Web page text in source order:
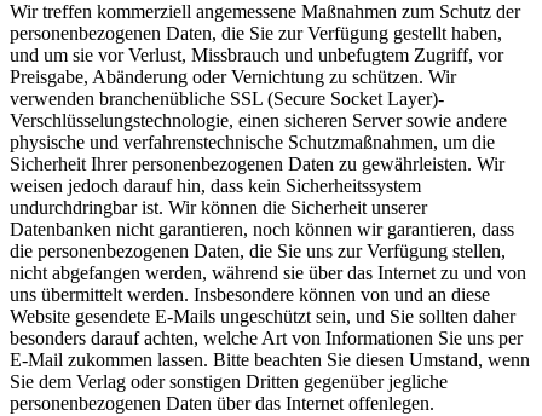
Wir treffen kommerziell angemessene Maßnahmen zum Schutz der
personenbezogenen Daten, die Sie zur Verfügung gestellt haben,
und um sie vor Verlust, Missbrauch und unbefugtem Zugriff, vor
Preisgabe, Abänderung oder Vernichtung zu schützen. Wir
verwenden branchenübliche SSL (Secure Socket Layer)-
Verschlüsselungstechnologie, einen sicheren Server sowie andere
physische und verfahrenstechnische Schutzmaßnahmen, um die
Sicherheit Ihrer personenbezogenen Daten zu gewährleisten. Wir
weisen jedoch darauf hin, dass kein Sicherheitssystem
undurchdringbar ist. Wir können die Sicherheit unserer
Datenbanken nicht garantieren, noch können wir garantieren, dass
die personenbezogenen Daten, die Sie uns zur Verfügung stellen,
nicht abgefangen werden, während sie über das Internet zu und von
uns übermittelt werden. Insbesondere können von und an diese
Website gesendete E-Mails ungeschützt sein, und Sie sollten daher
besonders darauf achten, welche Art von Informationen Sie uns per
E-Mail zukommen lassen. Bitte beachten Sie diesen Umstand, wenn
Sie dem Verlag oder sonstigen Dritten gegenüber jegliche
personenbezogenen Daten über das Internet offenlegen.